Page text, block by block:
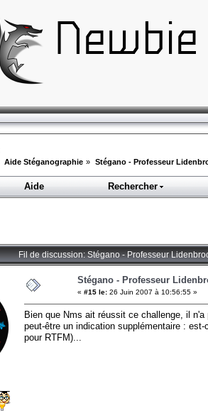
Aide Stéganographie » Stégano - Professeur
Aide Rechercher
Fil de discussion: Stégano - Professeur
Stégano - Professeur
« #15 le: 26 Juin 2007 à 10:56:55 »
Bien que Nms ait réussit ce challenge, il
peut-être un indication supplémentaire :
pour RTFM)...